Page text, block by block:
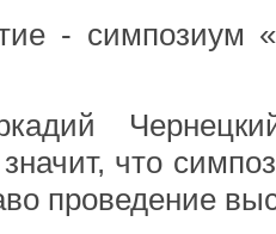
- симпозиум
что
проведение